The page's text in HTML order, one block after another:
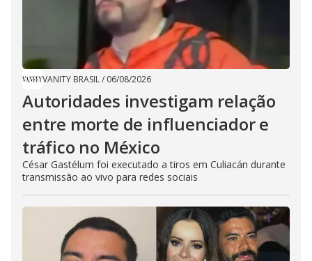
VANITY BRASIL/ 06/08/2026
Autoridades investigam relação
entre morte de influenciador e
tráfico no México
César Gastélum foi executado a tiros em Culiacán durante
transmissão ao vivo para redes sociais